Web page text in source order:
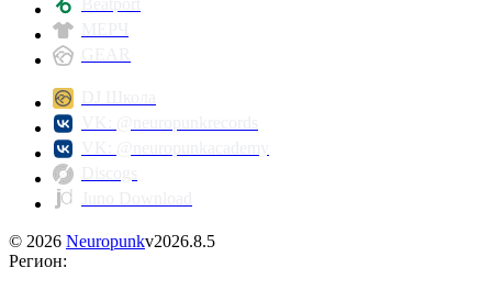
© 2026 Neuropunkv2026.8.5
Регион: